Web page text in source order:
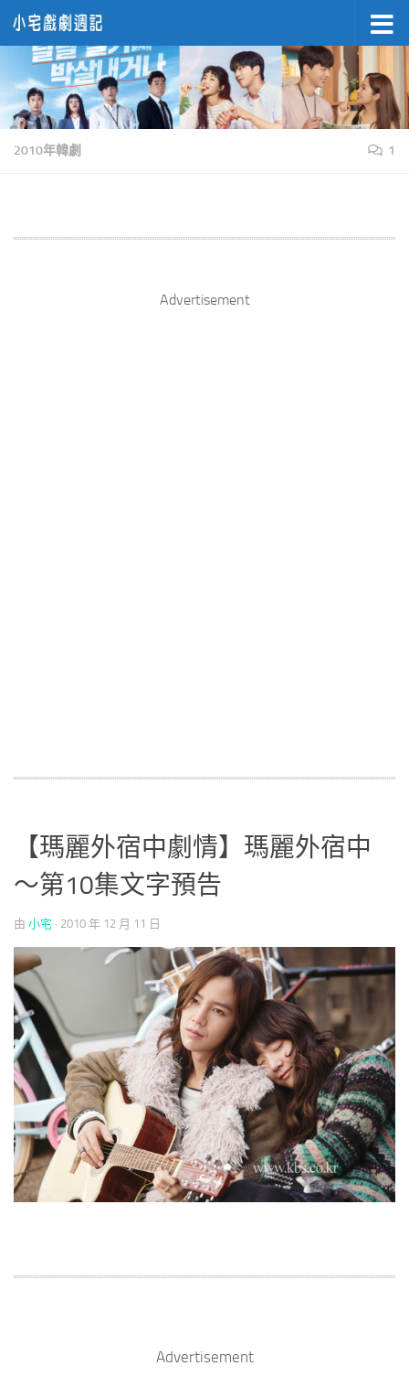
Skip to content
2010年韓劇 1
Advertisement
【瑪麗外宿中劇情】瑪麗外宿中
～第10集文字預告
由 小宅 · 2010 年 12 月 11 日
Advertisement